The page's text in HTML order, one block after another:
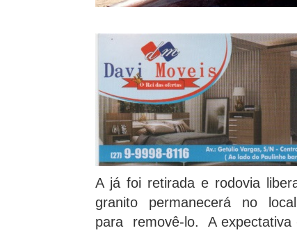
A já foi retirada e rodovia
granito permanecerá no
para removê-lo. A expectativa